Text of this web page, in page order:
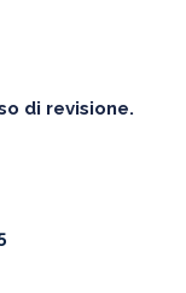
di revisione.